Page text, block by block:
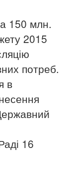
150 млн.
2015
потреб.
в
16